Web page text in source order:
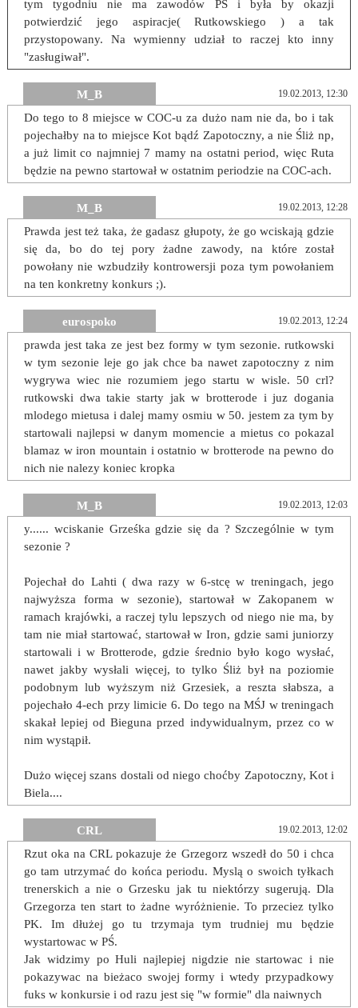
tym tygodniu nie ma zawodów PŚ i była by okazji
potwierdzić jego aspiracje( Rutkowskiego ) a tak
przystopowany. Na wymienny udział to raczej kto inny
"zasługiwał".
M_B 19.02.2013, 12:30
Do tego to 8 miejsce w COC-u za dużo nam nie da, bo i tak
pojechałby na to miejsce Kot bądź Zapotoczny, a nie Śliż np,
a już limit co najmniej 7 mamy na ostatni period, więc Ruta
będzie na pewno startował w ostatnim periodzie na COC-ach.
M_B 19.02.2013, 12:28
Prawda jest też taka, że gadasz głupoty, że go wciskają gdzie
się da, bo do tej pory żadne zawody, na które został
powołany nie wzbudziły kontrowersji poza tym powołaniem
na ten konkretny konkurs ;).
eurospoko 19.02.2013, 12:24
prawda jest taka ze jest bez formy w tym sezonie. rutkowski
w tym sezonie leje go jak chce ba nawet zapotoczny z nim
wygrywa wiec nie rozumiem jego startu w wisle. 50 crl?
rutkowski dwa takie starty jak w brotterode i juz dogania
mlodego mietusa i dalej mamy osmiu w 50. jestem za tym by
startowali najlepsi w danym momencie a mietus co pokazal
blamaz w iron mountain i ostatnio w brotterode na pewno do
nich nie nalezy koniec kropka
M_B 19.02.2013, 12:03
y...... wciskanie Grześka gdzie się da ? Szczególnie w tym
sezonie ?
Pojechał do Lahti ( dwa razy w 6-stcę w treningach, jego
najwyższa forma w sezonie), startował w Zakopanem w
ramach krajówki, a raczej tylu lepszych od niego nie ma, by
tam nie miał startować, startował w Iron, gdzie sami juniorzy
startowali i w Brotterode, gdzie średnio było kogo wysłać,
nawet jakby wysłali więcej, to tylko Śliż był na poziomie
podobnym lub wyższym niż Grzesiek, a reszta słabsza, a
pojechało 4-ech przy limicie 6. Do tego na MŚJ w treningach
skakał lepiej od Bieguna przed indywidualnym, przez co w
nim wystąpił.
Dużo więcej szans dostali od niego choćby Zapotoczny, Kot i
Biela....
CRL 19.02.2013, 12:02
Rzut oka na CRL pokazuje że Grzegorz wszedł do 50 i chca
go tam utrzymać do końca periodu. Myslą o swoich tyłkach
trenerskich a nie o Grzesku jak tu niektórzy sugerują. Dla
Grzegorza ten start to żadne wyróżnienie. To przeciez tylko
PK. Im dłużej go tu trzymaja tym trudniej mu będzie
wystartowac w PŚ.
Jak widzimy po Huli najlepiej nigdzie nie startowac i nie
pokazywac na bieżaco swojej formy i wtedy przypadkowy
fuks w konkursie i od razu jest się "w formie" dla naiwnych